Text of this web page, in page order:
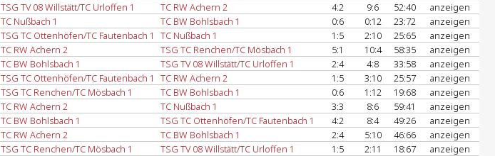
TSG TV 08 Willstätt/TC Urloffen 1 TC RW Achern 2 4:2 9:6 52:40
anzeigen
TC Nußbach 1 TC BW Bohlsbach 1 0:6 0:12 23:72
anzeigen
TSG TC Ottenhöfen/TC Fautenbach 1 TC Nußbach 1 1:5 2:10 25:65
anzeigen
TC RW Achern 2
TSG TC Renchen/TC Mösbach 1 5:1 10:4 58:35
anzeigen
TC BW Bohlsbach 1
TSG TV 08 Willstätt/TC Urloffen 1 2:4 4:8 33:58
anzeigen
TSG TC Ottenhöfen/TC Fautenbach 1 TC RW Achern 2 1:5 3:10 25:57
anzeigen
TSG TC Renchen/TC Mösbach 1
TC BW Bohlsbach 1 0:6 1:12 19:68
anzeigen
TC RW Achern 2 TC Nußbach 1 3:3 8:6 59:41
anzeigen
TC BW Bohlsbach 1
TSG TC Ottenhöfen/TC Fautenbach 1 4:2 8:4 49:26
anzeigen
TC RW Achern 2 TC BW Bohlsbach 1 2:4 5:10 46:66
anzeigen
TSG TC Renchen/TC Mösbach 1 TSG TV 08 Willstätt/TC Urloffen 1 1:5 2:11 18:67
anzeigen